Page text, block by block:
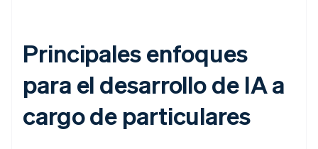
Principales enfoques
para el desarrollo de IA a
cargo de particulares